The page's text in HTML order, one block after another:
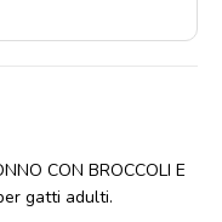
CON BROCCOLI E
gatti adulti.